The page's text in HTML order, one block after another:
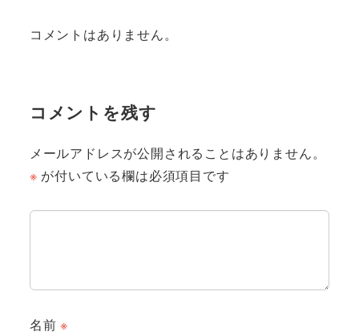
コメントはありません。
コメントを残す
メールアドレスが公開されることはありません。
※ が付いている欄は必須項目です
名前※